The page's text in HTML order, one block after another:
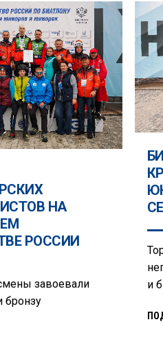
НА
РОССИИ
завоевали
бронзу
и